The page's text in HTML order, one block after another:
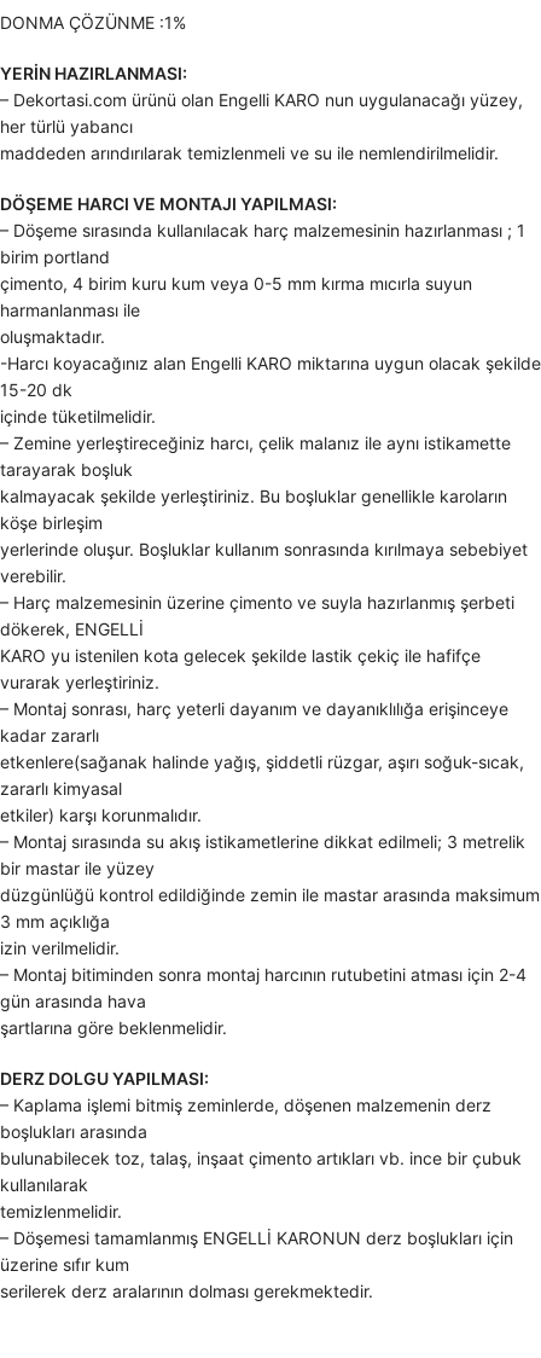
DONMA ÇÖZÜNME :1%
YERİN HAZIRLANMASI:
– Dekortasi.com ürünü olan Engelli KARO nun uygulanacağı yüzey,
her türlü yabancı
maddeden arındırılarak temizlenmeli ve su ile nemlendirilmelidir.
DÖŞEME HARCI VE MONTAJI YAPILMASI:
– Döşeme sırasında kullanılacak harç malzemesinin hazırlanması ; 1
birim portland
çimento, 4 birim kuru kum veya 0-5 mm kırma mıcırla suyun
harmanlanması ile
oluşmaktadır.
-Harcı koyacağınız alan Engelli KARO miktarına uygun olacak şekilde
15-20 dk
içinde tüketilmelidir.
– Zemine yerleştireceğiniz harcı, çelik malanız ile aynı istikamette
tarayarak boşluk
kalmayacak şekilde yerleştiriniz. Bu boşluklar genellikle karoların
köşe birleşim
yerlerinde oluşur. Boşluklar kullanım sonrasında kırılmaya sebebiyet
verebilir.
– Harç malzemesinin üzerine çimento ve suyla hazırlanmış şerbeti
dökerek, ENGELLİ
KARO yu istenilen kota gelecek şekilde lastik çekiç ile hafifçe
vurarak yerleştiriniz.
– Montaj sonrası, harç yeterli dayanım ve dayanıklılığa erişinceye
kadar zararlı
etkenlere(sağanak halinde yağış, şiddetli rüzgar, aşırı soğuk-sıcak,
zararlı kimyasal
etkiler) karşı korunmalıdır.
– Montaj sırasında su akış istikametlerine dikkat edilmeli; 3 metrelik
bir mastar ile yüzey
düzgünlüğü kontrol edildiğinde zemin ile mastar arasında maksimum
3 mm açıklığa
izin verilmelidir.
– Montaj bitiminden sonra montaj harcının rutubetini atması için 2-4
gün arasında hava
şartlarına göre beklenmelidir.
DERZ DOLGU YAPILMASI:
– Kaplama işlemi bitmiş zeminlerde, döşenen malzemenin derz
boşlukları arasında
bulunabilecek toz, talaş, inşaat çimento artıkları vb. ince bir çubuk
kullanılarak
temizlenmelidir.
– Döşemesi tamamlanmış ENGELLİ KARONUN derz boşlukları için
üzerine sıfır kum
serilerek derz aralarının dolması gerekmektedir.